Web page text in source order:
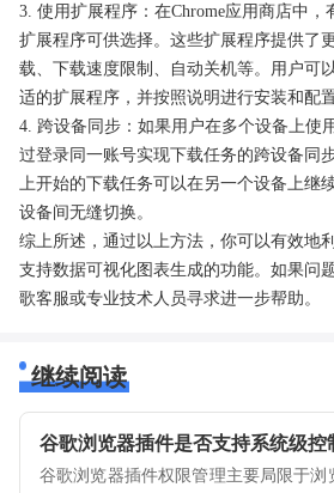
3. 使用扩展程序：在Chrome应用商店中
扩展程序可供选择。这些扩展程序提供了
载、下载速度限制、自动关机等。用户可
适的扩展程序，并按照说明进行安装和配置
4. 跨设备同步：如果用户在多个设备上使
过登录同一账号实现下载任务的跨设备同
上开始的下载任务可以在另一个设备上继
设备间无缝切换。
综上所述，通过以上方法，你可以有效地
支持数据可视化图表生成的功能。如果问
歌客服或专业技术人员寻求进一步帮助。
继续阅读
谷歌浏览器插件是否支持系统级控
谷歌浏览器插件权限管理主要局限于浏